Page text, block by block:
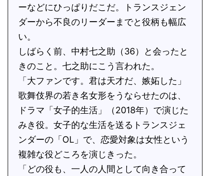
ーなどにひっぱりだこだ。トランスジェン
ダーから不良のリーダーまでと役柄も幅広
い。
しばらく前、中村七之助（36）と会ったと
きのこと。七之助にこう言われた。
「大ファンです。君は天才だ、嫉妬した」
歌舞伎界の若き名女形をうならせたのは、
ドラマ「女子的生活」（2018年）で演じた
みき役。女子的な生活を送るトランスジェ
ンダーの「OL」で、恋愛対象は女性という
複雑な役どころを演じきった。
「どの役も、一人の人間として向き合って